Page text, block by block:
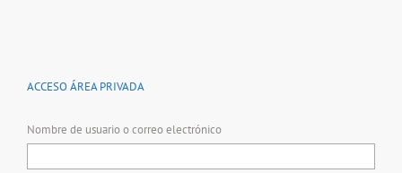
ACCESO ÁREA PRIVADA
Nombre de usuario o correo electrónico